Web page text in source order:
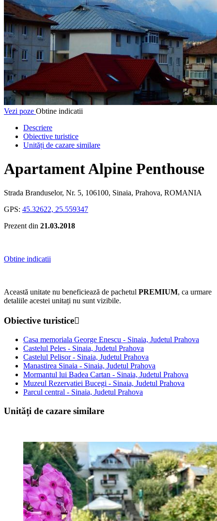
Vezi poze Obtine indicatii
Descriere
Obiective turistice
Unități de cazare similare
Apartament Alpine Penthouse
Strada Branduselor, Nr. 5, 106100, Sinaia, Prahova, ROMANIA
GPS: 45.32622, 25.559347
Prezent din 21.03.2018
Obtine indicatii
Această unitate nu beneficiează de pachetul PREMIUM, ca urmare
detaliile acestei unitați nu sunt vizibile.
Obiective turistice
Casa memoriala George Enescu - Sinaia, Judetul Prahova
Castelul Peles - Sinaia, Judetul Prahova
Castelul Pelisor - Sinaia, Judetul Prahova
Manastirea Sinaia - Sinaia, Judetul Prahova
Mormantul lui Badea Cartan - Sinaia, Judetul Prahova
Muzeul Rezervatiei Bucegi - Sinaia, Judetul Prahova
Parcul central - Sinaia, Judetul Prahova
Unități de cazare similare